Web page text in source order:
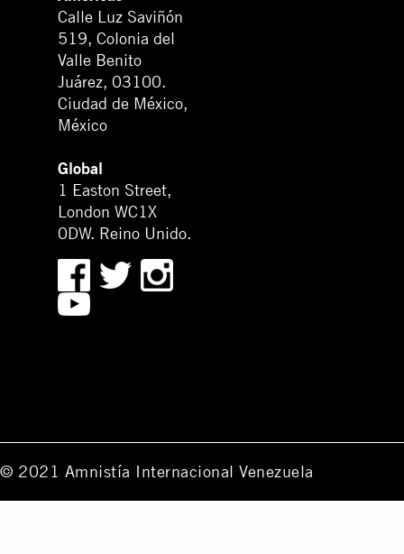
Calle Luz Saviñón
519, Colonia del
Valle Benito
Juárez, 03100.
Ciudad de México,
México
Global
1 Easton Street,
London WC1X
0DW. Reino Unido.
© 2021 Amnistía Internacional Venezuela